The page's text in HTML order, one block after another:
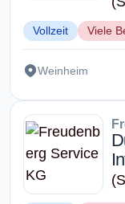
Vollzeit Viele
Weinheim